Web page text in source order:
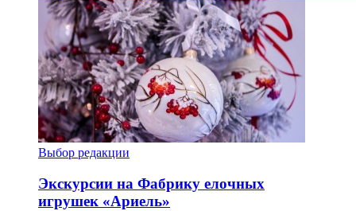
Выбор редакции
Экскурсии на Фабрику елочных
игрушек «Ариель»